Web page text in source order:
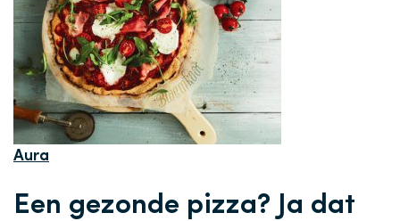
Aura
Een gezonde pizza? Ja dat